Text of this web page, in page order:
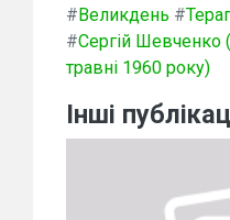
#Великдень #
#Сергій Шевченко
травні 1960 року)
Інші